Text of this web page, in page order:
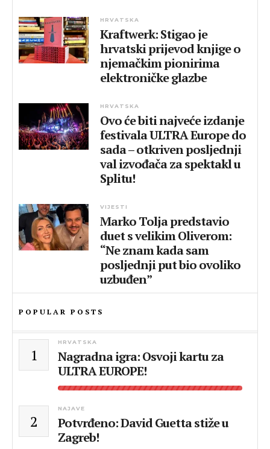
HRVATSKA
Kraftwerk: Stigao je
hrvatski prijevod knjige o
njemačkim pionirima
elektroničke glazbe
HRVATSKA
Ovo će biti najveće izdanje
festivala ULTRA Europe do
sada – otkriven posljednji
val izvođača za spektakl u
Splitu!
VIJESTI
Marko Tolja predstavio
duet s velikim Oliverom:
“Ne znam kada sam
posljednji put bio ovoliko
uzbuđen”
POPULAR POSTS
1
HRVATSKA
Nagradna igra: Osvoji kartu za
ULTRA EUROPE!
2
NAJAVE
Potvrđeno: David Guetta stiže u
Zagreb!